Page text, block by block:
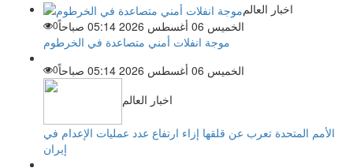
اخبار العالم
الخميس 06 أغسطس 2026 05:14 صباحاً
0
موجة انفلات أمني متصاعدة في الخرطوم
الخميس 06 أغسطس 2026 05:14 صباحاً
0
اخبار العالم
الأمم المتحدة تعرب عن قلقها إزاء ارتفاع عدد عمليات الإعدام في
إيران